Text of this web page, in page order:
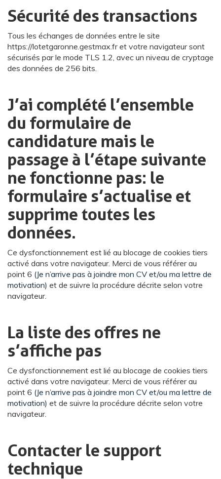
Sécurité des transactions
Tous les échanges de données entre le site
https://lotetgaronne.gestmax.fr et votre navigateur sont
sécurisés par le mode TLS 1.2, avec un niveau de cryptage
des données de 256 bits.
J’ai complété l’ensemble
du formulaire de
candidature mais le
passage à l’étape suivante
ne fonctionne pas : le
formulaire s’actualise et
supprime toutes les
données.
Ce dysfonctionnement est lié au blocage de cookies tiers
activé dans votre navigateur. Merci de vous référer au
point 6 (Je n’arrive pas à joindre mon CV et/ou ma lettre de
motivation) et de suivre la procédure décrite selon votre
navigateur.
La liste des offres ne
s’affiche pas
Ce dysfonctionnement est lié au blocage de cookies tiers
activé dans votre navigateur. Merci de vous référer au
point 6 (Je n’arrive pas à joindre mon CV et/ou ma lettre de
motivation) et de suivre la procédure décrite selon votre
navigateur.
Contacter le support
technique